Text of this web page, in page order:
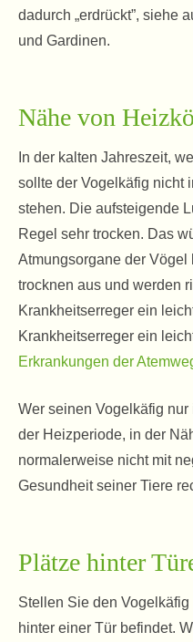
dadurch „erdrückt”, siehe
und Gardinen.
Nähe von
In der kalten Jahreszeit,
sollte der Vogelkäfig nicht
stehen. Die aufsteigende
Regel sehr trocken. Das
Atmungsorgane der
trocknen aus und werden
Krankheitserreger ein
Krankheitserreger ein
Erkrankungen der
Wer seinen Vogelkäfig
der Heizperiode, in der
normalerweise nicht mit
Gesundheit seiner Tiere
Plätze hinter
Stellen Sie den
hinter einer Tür befindet.